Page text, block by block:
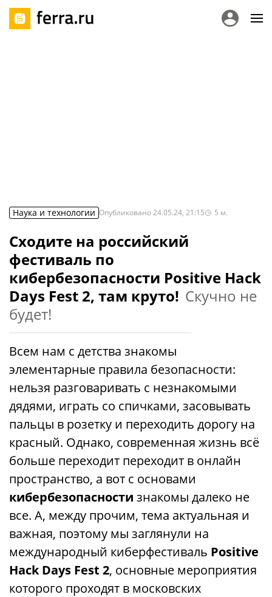
Наука и технологии Опубликовано24.05.24, 21:15 5 м.
Сходите на российский
фестиваль по
кибербезопасности Positive Hack
Days Fest 2, там круто! Скучно не
будет!
Всем нам с детства знакомы
элементарные правила безопасности:
нельзя разговаривать с незнакомыми
дядями, играть со спичками, засовывать
пальцы в розетку и переходить дорогу на
красный. Однако, современная жизнь всё
больше переходит переходит в онлайн
пространство, а вот с основами
кибербезопасности знакомы далеко не
все. А, между прочим, тема актуальная и
важная, поэтому мы заглянули на
международный киберфестиваль Positive
Hack Days Fest 2, основные мероприятия
которого проходят в московских